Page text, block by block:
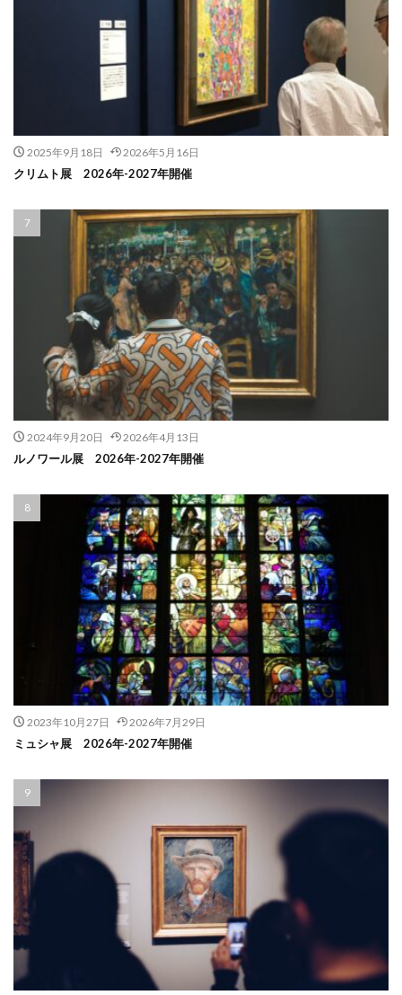
2025年9月18日 2026年5月16日
クリムト展 2026年-2027年開催
2024年9月20日 2026年4月13日
ルノワール展 2026年-2027年開催
2023年10月27日 2026年7月29日
ミュシャ展 2026年-2027年開催